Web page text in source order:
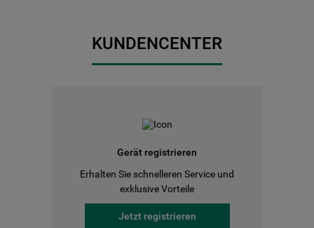
KUNDENCENTER
Gerät registrieren
Erhalten Sie schnelleren Service und
exklusive Vorteile
Jetzt registrieren